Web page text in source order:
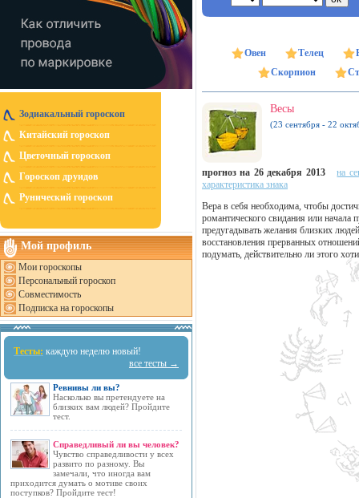
Зодиакальный гороскоп
Китайский гороскоп
Цветочный гороскоп
Гороскоп друидов
Рунический гороскоп
Мой профиль
Мои гороскопы
Персональный гороскоп
Совместимость
Подписка на гороскопы
Тесты: каждую неделю новый!
все тесты →
Ревнивы ли вы?
Насколько вы претендуете на
близких вам людей? Пройдите
тест.
Справедливый ли вы человек?
Чувство справедливости у всех
развито по разному. Вы
замечали, что иногда вам
приходится думать о мотиве своих
поступков? Пройдите тест!
Овен Телец
Скорпион
Весы
(23 сентября - 22
прогноз на 26 декабря 2013
на
характеристика знака
Вера в себя необходима, чтобы
романтического свидания или
предугадывать желания близких
восстановления прерванных
подумать, действительно ли этого